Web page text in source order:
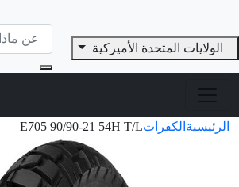
الولايات المتحدة الأميركية
الرئيسية الكفراتE705 90/90-21 54H T/L